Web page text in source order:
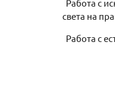
Работа с
света на
Работа с